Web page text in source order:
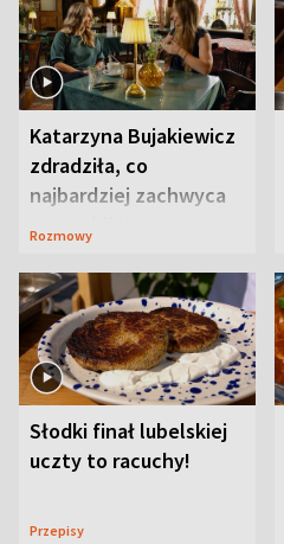
Katarzyna Bujakiewicz
zdradziła, co
najbardziej zachwyca
ją w Lublinie
Rozmowy
Słodki finał lubelskiej
uczty to racuchy!
Przepisy